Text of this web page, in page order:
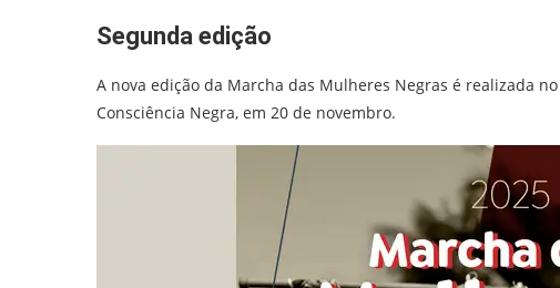
Segunda edição
A nova edição da Marcha das Mulheres Negras é realizada
Consciência Negra, em 20 de novembro.